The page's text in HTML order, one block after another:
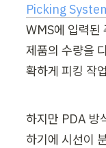
Picking
WMS에 입력된
제품의 수량을
하지만 PDA 방
하기에 시선이